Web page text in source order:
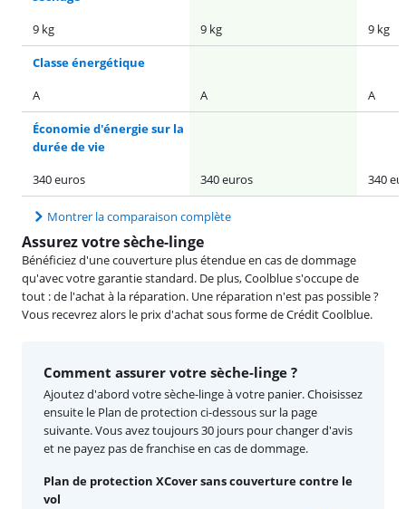
9 kg
9 kg 9 kg
Classe énergétique
A
A A
Économie d'énergie sur la
durée de vie
340 euros
340 euros 340
Montrer la comparaison complète
Assurez votre sèche-linge
Bénéficiez d'une couverture plus étendue en cas de dommage
qu'avec votre garantie standard. De plus, Coolblue s'occupe de
tout : de l'achat à la réparation. Une réparation n'est pas possible ?
Vous recevrez alors le prix d'achat sous forme de Crédit Coolblue.
Comment assurer votre sèche-linge ?
Ajoutez d'abord votre sèche-linge à votre panier. Choisissez
ensuite le Plan de protection ci-dessous sur la page
suivante. Vous avez toujours 30 jours pour changer d'avis
et ne payez pas de franchise en cas de dommage.
Plan de protection XCover sans couverture contre le
vol